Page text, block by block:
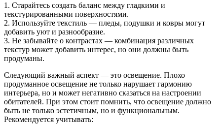
1. Старайтесь создать баланс между гладкими и
текстурированными поверхностями.
2. Используйте текстиль — пледы, подушки и ковры могут
добавить уют и разнообразие.
3. Не забывайте о контрастах — комбинация различных
текстур может добавить интерес, но они должны быть
продуманы.
Следующий важный аспект — это освещение. Плохо
продуманное освещение не только нарушает гармонию
интерьера, но и может негативно сказаться на настроении
обитателей. При этом стоит помнить, что освещение должно
быть не только эстетичным, но и функциональным.
Рекомендуется учитывать: